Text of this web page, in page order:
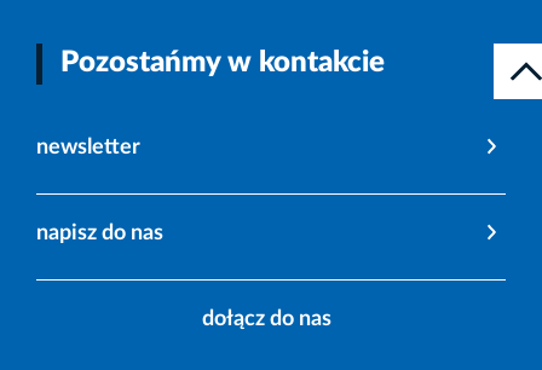
Pozostańmy w kontakcie
newsletter
napisz do nas
dołącz do nas